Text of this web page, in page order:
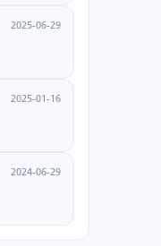
2025-06-29
2025-01-16
2024-06-29